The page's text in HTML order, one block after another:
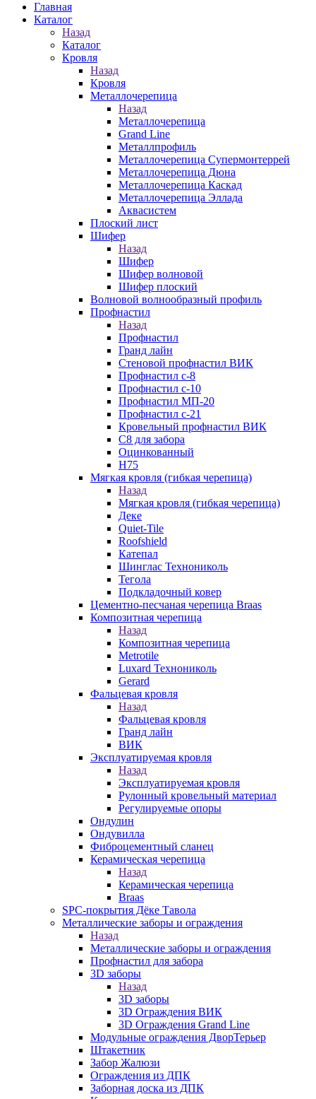
Главная
Каталог
Назад
Каталог
Кровля
Назад
Кровля
Металлочерепица
Назад
Металлочерепица
Grand Line
Металлпрофиль
Металлочерепица Супермонтеррей
Металлочерепица Дюна
Металлочерепица Каскад
Металлочерепица Эллада
Аквасистем
Плоский лист
Шифер
Назад
Шифер
Шифер волновой
Шифер плоский
Волновой волнообразный профиль
Профнастил
Назад
Профнастил
Гранд лайн
Стеновой профнастил ВИК
Профнастил с-8
Профнастил с-10
Профнастил МП-20
Профнастил с-21
Кровельный профнастил ВИК
С8 для забора
Оцинкованный
Н75
Мягкая кровля (гибкая черепица)
Назад
Мягкая кровля (гибкая черепица)
Деке
Quiet-Tile
Roofshield
Катепал
Шинглас Технониколь
Тегола
Подкладочный ковер
Цементно-песчаная черепица Braas
Композитная черепица
Назад
Композитная черепица
Metrotile
Luxard Технониколь
Gerard
Фальцевая кровля
Назад
Фальцевая кровля
Гранд лайн
ВИК
Эксплуатируемая кровля
Назад
Эксплуатируемая кровля
Рулонный кровельный материал
Регулируемые опоры
Ондулин
Ондувилла
Фиброцементный сланец
Керамическая черепица
Назад
Керамическая черепица
Braas
SPC-покрытия Дёке Тавола
Металлические заборы и ограждения
Назад
Металлические заборы и ограждения
Профнастил для забора
3D заборы
Назад
3D заборы
3D Ограждения ВИК
3D Ограждения Grand Line
Модульные ограждения ДворТерьер
Штакетник
Забор Жалюзи
Ограждения из ДПК
Заборная доска из ДПК